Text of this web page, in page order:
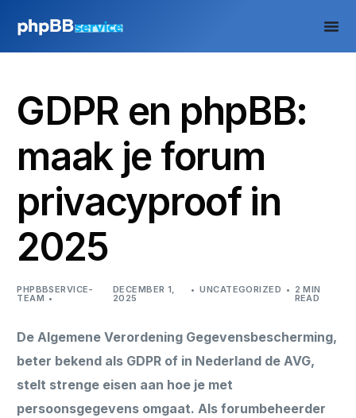
GDPR en phpBB:
maak je forum
privacyproof in
2025
PHPBBSERVICE-
TEAM
DECEMBER 1,
2025
UNCATEGORIZED 2 MIN
READ
De Algemene Verordening Gegevensbescherming,
beter bekend als GDPR of in Nederland de AVG,
stelt strenge eisen aan hoe je met
persoonsgegevens omgaat. Als forumbeheerder